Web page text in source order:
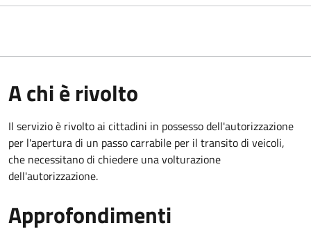
A chi è rivolto
Il servizio è rivolto ai cittadini in possesso dell'autorizzazione
per l'apertura di un passo carrabile per il transito di veicoli,
che necessitano di chiedere una volturazione
dell'autorizzazione.
Approfondimenti